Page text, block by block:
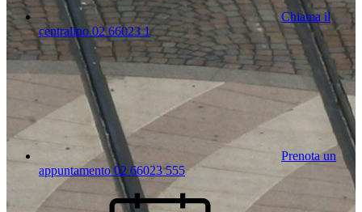
Chiama il
centralino 02 66023 1
Prenota un
appuntamento 02 66023 555